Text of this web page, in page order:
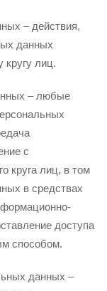
– действия,
данных
кругу лиц.
– любые
с
круга лиц, в том
в средствах
доступа
способом.
данных –